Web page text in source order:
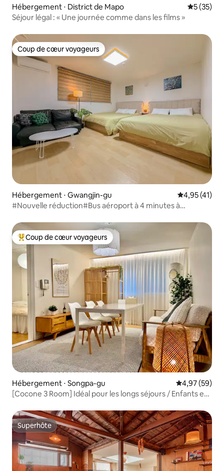
Hébergement ⋅ District de Mapo
5 (35)
Séjour légal : « Une journée comme dans les films »
Coup de cœur voyageurs
Coup de cœur voyageurs
Hébergement ⋅ Gwangjin-gu Évaluation
4,95 (41)
#Nouvelle réduction#Bus aéroport à 4 minutes à
plus#Lotte Tower#KSPO#Seongsu#Gwanghwamun#10-
20 minutes
Coups de cœur voyageurs les plus appréciés
Coup de cœur voyageurs
Hébergement ⋅ Songpa-gu Évaluation
4,97 (59)
[Cocone 3 Room] Idéal pour les longs séjours / Enfants en
Seokchon / Parc olympique / KSPO / Hôpital d'Asan
Superhôte
Superhôte